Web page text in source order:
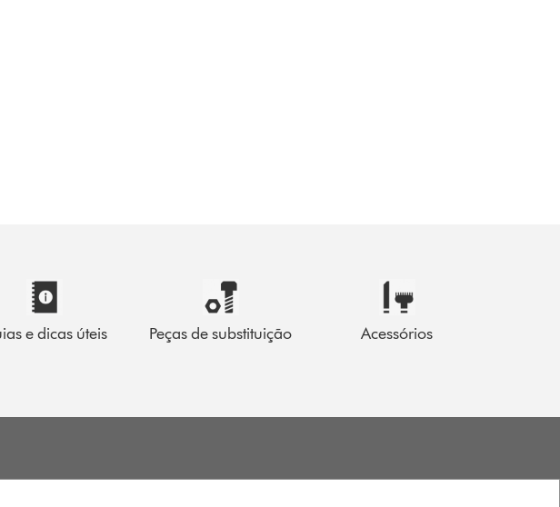
e dicas úteis Peças de substituição Acessórios